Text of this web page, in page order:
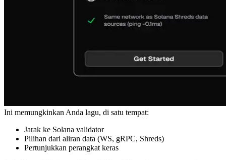
Ini memungkinkan Anda lagu, di satu tempat:
Jarak ke Solana validator
Pilihan dari aliran data (WS, gRPC, Shreds)
Pertunjukkan perangkat keras